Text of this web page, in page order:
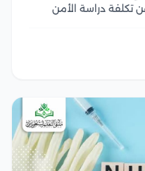
تكلفة دراسة الأمن